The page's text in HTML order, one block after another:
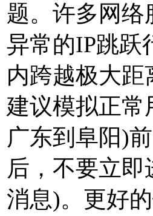
题。许多网
异常的IP跳跃
内跨越极大
建议模拟正常
广东到阜阳)
后，不要立
消息)。更好